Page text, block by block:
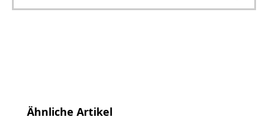
Produktgalerie überspringen
Ähnliche Artikel